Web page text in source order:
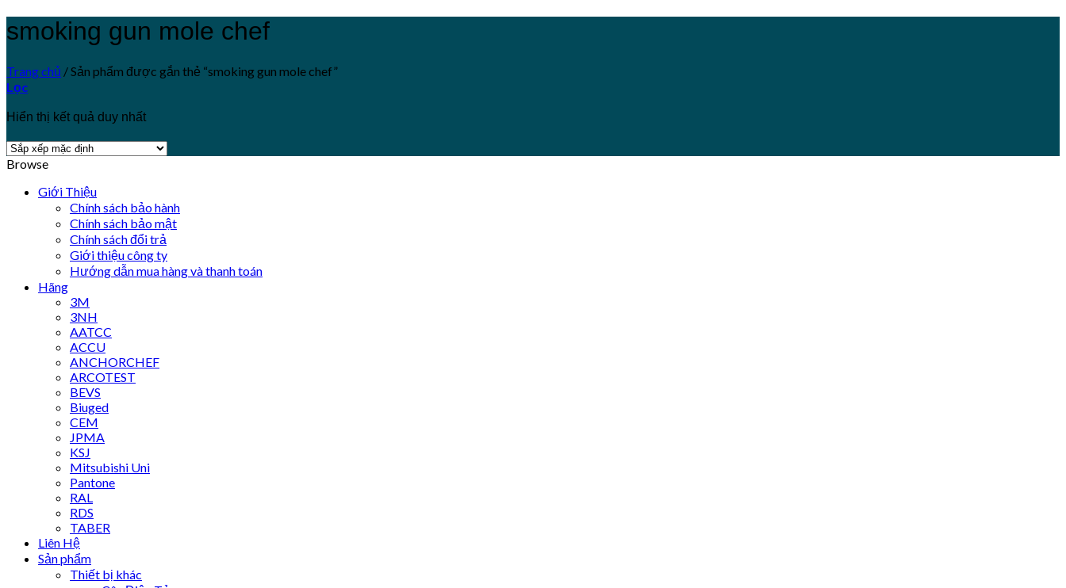
smoking gun mole chef
Trang chủ /Sản phẩm được gắn thẻ “smoking gun mole chef”
Lọc
Hiển thị kết quả duy nhất
Browse
Giới Thiệu
Chính sách bảo hành
Chính sách bảo mật
Chính sách đổi trả
Giới thiệu công ty
Hướng dẫn mua hàng và thanh toán
Hãng
3M
3NH
AATCC
ACCU
ANCHORCHEF
ARCOTEST
BEVS
Biuged
CEM
JPMA
KSJ
Mitsubishi Uni
Pantone
RAL
RDS
TABER
Liên Hệ
Sản phẩm
Thiết bị khác